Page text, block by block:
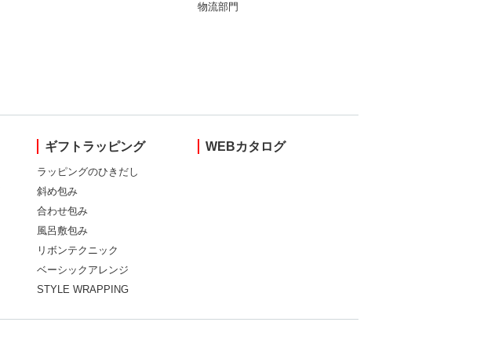
物流部門
ギフトラッピング
ラッピングのひきだし
斜め包み
合わせ包み
風呂敷包み
リボンテクニック
ベーシックアレンジ
STYLE WRAPPING
WEBカタログ